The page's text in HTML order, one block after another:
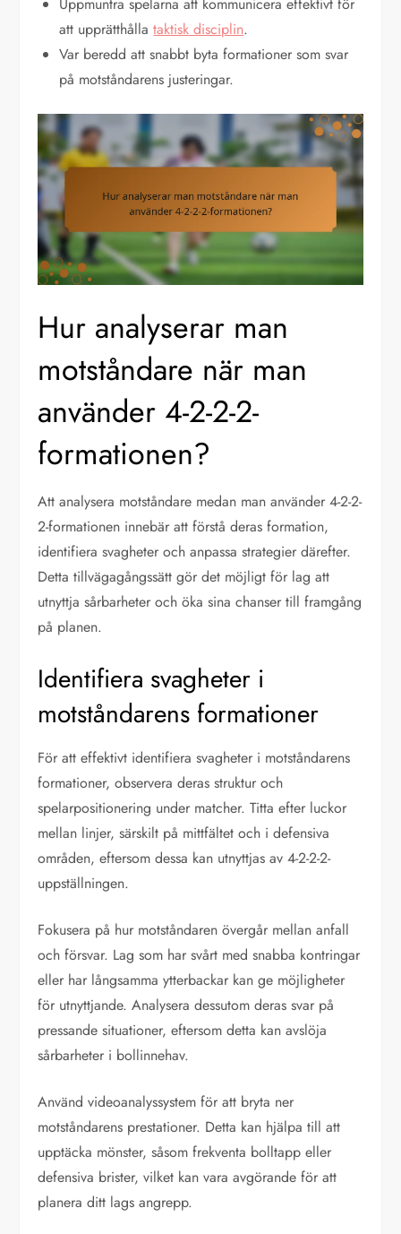
Uppmuntra spelarna att kommunicera effektivt för
att upprätthållataktisk disciplin.
Var beredd att snabbt byta formationer som svar
på motståndarens justeringar.
Hur analyserar man
motståndare när man
använder 4-2-2-2-
formationen?
Att analysera motståndare medan man använder 4-2-2-
2-formationen innebär att förstå deras formation,
identifiera svagheter och anpassa strategier därefter.
Detta tillvägagångssätt gör det möjligt för lag att
utnyttja sårbarheter och öka sina chanser till framgång
på planen.
Identifiera svagheter i
motståndarens formationer
För att effektivt identifiera svagheter i motståndarens
formationer, observera deras struktur och
spelarpositionering under matcher. Titta efter luckor
mellan linjer, särskilt på mittfältet och i defensiva
områden, eftersom dessa kan utnyttjas av 4-2-2-2-
uppställningen.
Fokusera på hur motståndaren övergår mellan anfall
och försvar. Lag som har svårt med snabba kontringar
eller har långsamma ytterbackar kan ge möjligheter
för utnyttjande. Analysera dessutom deras svar på
pressande situationer, eftersom detta kan avslöja
sårbarheter i bollinnehav.
Använd videoanalyssystem för att bryta ner
motståndarens prestationer. Detta kan hjälpa till att
upptäcka mönster, såsom frekventa bolltapp eller
defensiva brister, vilket kan vara avgörande för att
planera ditt lags angrepp.